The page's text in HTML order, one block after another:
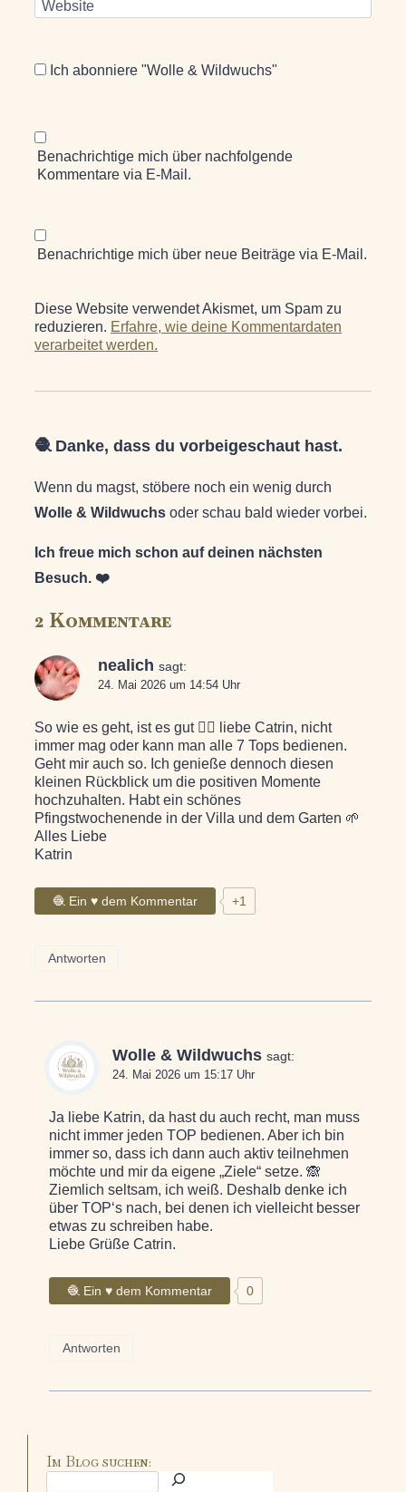
Website
Ich abonniere "Wolle & Wildwuchs"
Benachrichtige mich über nachfolgende
Kommentare via E-Mail.
Benachrichtige mich über neue Beiträge via E-Mail.
Diese Website verwendet Akismet, um Spam zu
reduzieren. Erfahre, wie deine Kommentardaten
verarbeitet werden.
🧶 Danke, dass du vorbeigeschaut hast.
Wenn du magst, stöbere noch ein wenig durch
Wolle & Wildwuchs oder schau bald wieder vorbei.
Ich freue mich schon auf deinen nächsten
Besuch. ❤️
2 Kommentare
nealich sagt:
24. Mai 2026 um 14:54 Uhr
So wie es geht, ist es gut 🧘‍♀️ liebe Catrin, nicht
immer mag oder kann man alle 7 Tops bedienen.
Geht mir auch so. Ich genieße dennoch diesen
kleinen Rückblick um die positiven Momente
hochzuhalten. Habt ein schönes
Pfingstwochenende in der Villa und dem Garten 🌱
Alles Liebe
Katrin
🧶 Ein ♥ dem Kommentar +1
Antworten
Wolle & Wildwuchs sagt:
24. Mai 2026 um 15:17 Uhr
Ja liebe Katrin, da hast du auch recht, man muss
nicht immer jeden TOP bedienen. Aber ich bin
immer so, dass ich dann auch aktiv teilnehmen
möchte und mir da eigene „Ziele“ setze. 🙈
Ziemlich seltsam, ich weiß. Deshalb denke ich
über TOP‘s nach, bei denen ich vielleicht besser
etwas zu schreiben habe.
Liebe Grüße Catrin.
🧶 Ein ♥ dem Kommentar 0
Antworten
Im Blog suchen: